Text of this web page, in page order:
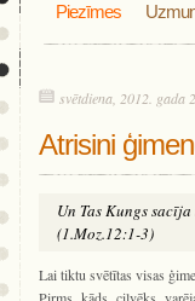
Piezīmes
svētdiena, 2012. gada
Atrisini
Un Tas Kungs
(1.Moz.12:1-3)
Lai tiktu svētītas visas